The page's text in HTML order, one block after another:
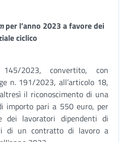
per l’anno 2023 a favore dei
ciclico
2023, convertito, con
n. 191/2023, all’articolo 18,
il riconoscimento di una
importo pari a 550 euro, per
dei lavoratori dipendenti di
di un contratto di lavoro a